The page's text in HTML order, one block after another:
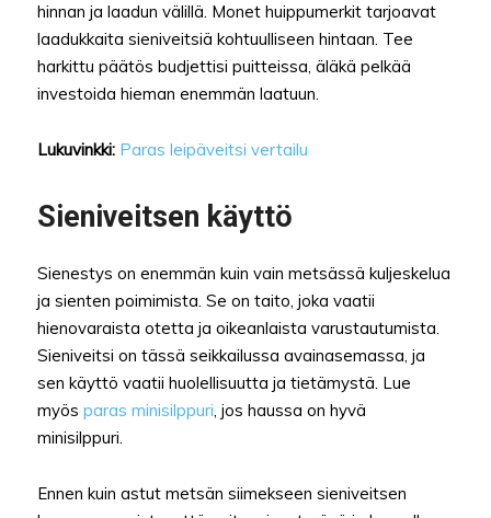
hinnan ja laadun välillä. Monet huippumerkit tarjoavat
laadukkaita sieniveitsiä kohtuulliseen hintaan. Tee
harkittu päätös budjettisi puitteissa, äläkä pelkää
investoida hieman enemmän laatuun.
Lukuvinkki: Paras leipäveitsi vertailu
Sieniveitsen käyttö
Sienestys on enemmän kuin vain metsässä kuljeskelua
ja sienten poimimista. Se on taito, joka vaatii
hienovaraista otetta ja oikeanlaista varustautumista.
Sieniveitsi on tässä seikkailussa avainasemassa, ja
sen käyttö vaatii huolellisuutta ja tietämystä. Lue
myös paras minisilppuri, jos haussa on hyvä
minisilppuri.
Ennen kuin astut metsän siimekseen sieniveitsen